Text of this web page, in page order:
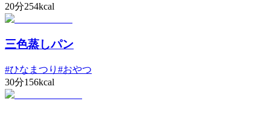
20分254kcal
三色蒸しパン
#ひなまつり #おやつ
30分156kcal